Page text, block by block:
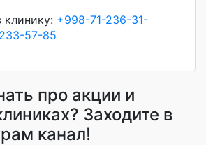
клинику: +998-71-236-31-
57-85
про акции и
Заходите в
канал!